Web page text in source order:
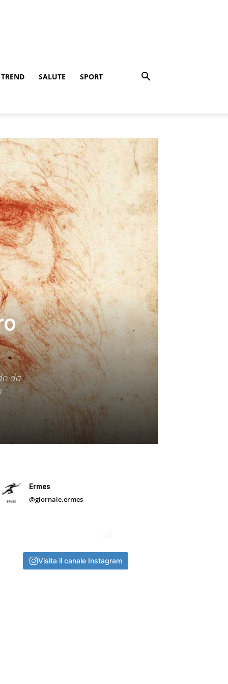
TREND SALUTE SPORT
da
Ermes
@giornale.ermes
Visita il canale Instagram